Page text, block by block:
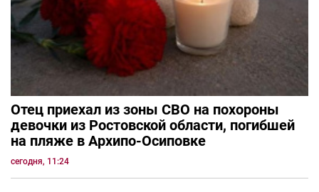
Отец приехал из зоны СВО на похороны
девочки из Ростовской области, погибшей
на пляже в Архипо-Осиповке
сегодня, 11:24